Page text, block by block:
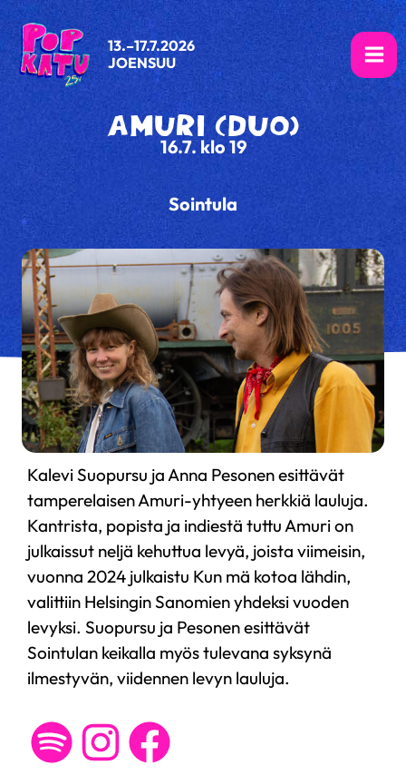
Siirry
sisältöön
13.–17.7.2026
JOENSUU
AMURI (DUO)
16.7. klo 19
Sointula
Kalevi Suopursu ja Anna Pesonen esittävät
tamperelaisen Amuri-yhtyeen herkkiä lauluja.
Kantrista, popista ja indiestä tuttu Amuri on
julkaissut neljä kehuttua levyä, joista viimeisin,
vuonna 2024 julkaistu Kun mä kotoa lähdin,
valittiin Helsingin Sanomien yhdeksi vuoden
levyksi. Suopursu ja Pesonen esittävät
Sointulan keikalla myös tulevana syksynä
ilmestyvän, viidennen levyn lauluja.
SpotifyInstagram
Facebook